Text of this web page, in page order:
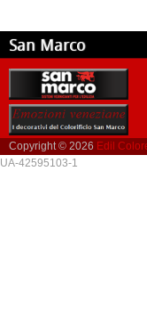
San Marco
Copyright © 2026 Edil
UA-42595103-1